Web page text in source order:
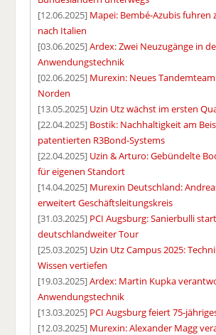
[12.06.2025] Mapei: Bembé-Azubis fuhren
nach Italien
[03.06.2025]Ardex: Zwei Neuzugänge in
Anwendungstechnik
[02.06.2025] Murexin: Neues
Norden
[13.05.2025] Uzin Utz wächst im ersten
[22.04.2025] Bostik: Nachhaltigkeit am
patentierten R3Bond-Systems
[22.04.2025] Uzin & Arturo: Gebündelte
für eigenen Standort
[14.04.2025] Murexin Deutschland:
erweitert Geschäftsleitungskreis
[31.03.2025] PCI Augsburg: Sanierbulli
deutschlandweiter Tour
[25.03.2025] Uzin Utz Campus 2025:
Wissen vertiefen
[19.03.2025]Ardex: Martin Kupka
Anwendungstechnik
[13.03.2025] PCI Augsburg feiert 75-
[12.03.2025] Murexin: Alexander Magg